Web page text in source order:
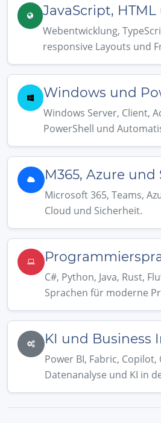
JavaScript, HTML
Webentwicklung,
responsive Layouts und
Windows und
Windows Server, Client,
PowerShell und
M365, Azure und
Microsoft 365, Teams,
Cloud und Sicherheit.
C#, Python, Java, Rust,
Sprachen für moderne
KI und Business
Power BI, Fabric, Copilot,
Datenanalyse und KI in